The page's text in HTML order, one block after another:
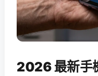
2026 最新手